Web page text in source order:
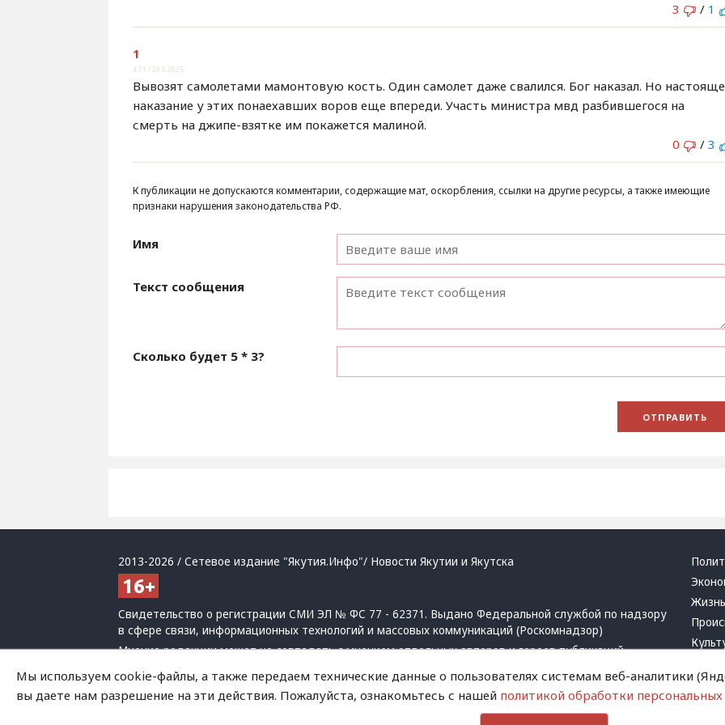
3 / 1
1
4:11 / 29.9.2025
Вывозят самолетами мамонтовую кость. Один самолет даже свалился. Бог наказал. Но
наказание у этих понаехавших воров еще впереди. Участь министра мвд разбившегося на
смерть на джипе-взятке им покажется малиной.
0
/ 3
К публикации не допускаются комментарии, содержащие мат, оскорбления, ссылки на другие ресурсы, а также имеющие
признаки нарушения законодательства РФ.
Имя
Текст сообщения
Сколько будет 5 * 3?
2013-2026 / Сетевое издание "Якутия.Инфо"/ Новости Якутии и Якутска
Свидетельство о регистрации СМИ ЭЛ № ФС 77 - 62371. Выдано Федеральной службой по надзору
в сфере связи, информационных технологий и массовых коммуникаций (Роскомнадзор)
Мнение редакции может не совпадать с мнением отдельных авторов и героев публикаций.
При использовании материалов обязательна активная ссылка на сайт.
Политика обработки персональных данных
запрещенных организаций
Успех
Мы используем cookie-файлы, а также передаем технические данные о пользователях системам веб-аналитики
вы даете нам разрешение на эти действия. Пожалуйста, ознакомьтесь с нашей политикой обработки